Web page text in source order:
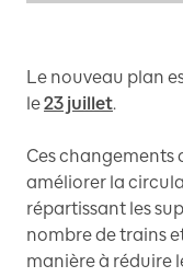
Le nouveau plan
le23 juillet.
Ces changements
améliorer la
répartissant les
nombre de trains
manière à réduire